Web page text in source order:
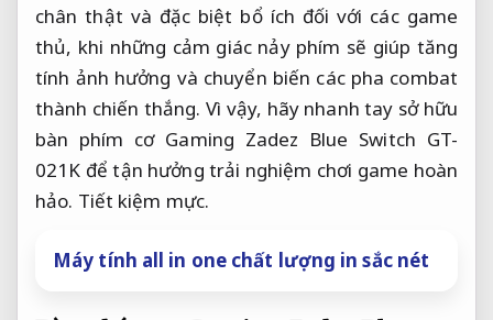
chân thật và đặc biệt bổ ích đối với các game
thủ, khi những cảm giác nảy phím sẽ giúp tăng
tính ảnh hưởng và chuyển biến các pha combat
thành chiến thắng. Vì vậy, hãy nhanh tay sở hữu
bàn phím cơ Gaming Zadez Blue Switch GT-
021K để tận hưởng trải nghiệm chơi game hoàn
hảo. Tiết kiệm mực.
Máy tính all in one chất lượng in sắc nét